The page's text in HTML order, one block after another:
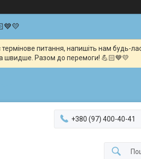
питання, напишіть нам будь-
швидше. Разом до перемоги! 💪🏻💙💛
+380 (97) 400-40-41